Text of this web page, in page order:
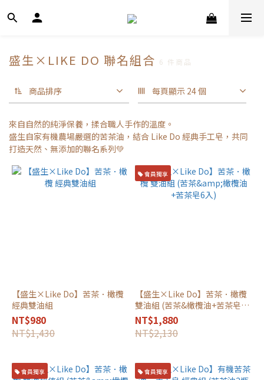
盛生×LIKE DO 聯名組合 6 件商品
商品排序 每頁顯示 24 個
來自自然的純淨保養，揉合職人手作的溫度。
盛生自家有機農場嚴選的苦茶油，結合 Like Do 經典手工皂，共同
打造天然、無添加的聯名系列💚
【盛生×Like Do】苦茶．橄欖
經典雙油組
NT$980
NT$1,430
會員獨享
【盛生×Like Do】苦茶．橄欖
雙油組 (苦茶&橄欖油+苦茶皂6
入)
NT$1,880
NT$2,130
會員獨享 會員獨享